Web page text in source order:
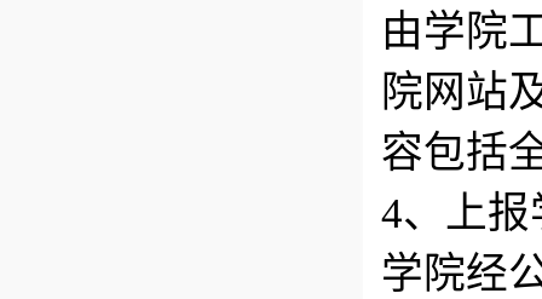
由学院
院网站
容包括
4、上
学院经